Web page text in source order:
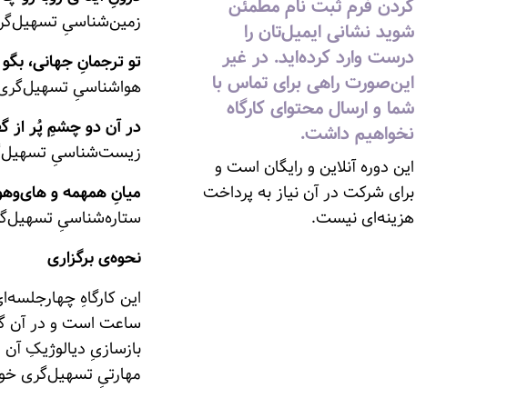
کردن فرم ثبت نام مطمئن
شوید نشانی ایمیل‌تان را
درست وارد کرده‌اید. در غیر
این‌صورت راهی برای تماس با
شما و ارسال محتوای کارگاه
نخواهیم داشت.
این دوره آنلاین و رایگان است و
برای شرکت در آن نیاز به پرداخت
هزینه‌ای نیست.
زمین‌شناسیِ
تو ترجمانِ جهانی،
هوا‌شناسیِ
در آن دو چشمِ پُر از
زیست‌شناسیِ‌
میانِ همهمه و
ستاره‌شناسیِ
نحوه‌ی برگزاری
این کارگاهِ
ساعت است و در آن
بازسازیِ دیالوژیکِ
مهارتیِ تسهیل‌گری